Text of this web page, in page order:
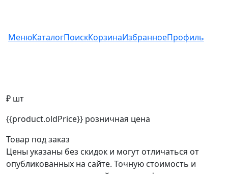
МенюКаталогПоискКорзинаИзбранноеПрофиль
₽ шт
{{product.oldPrice}} розничная цена
Товар под заказ
Цены указаны без скидок и могут отличаться от
опубликованных на сайте. Точную стоимость и